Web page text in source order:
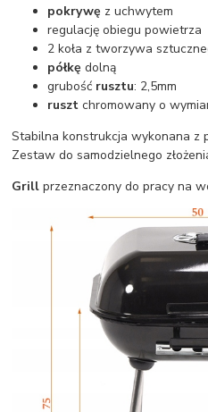
pokrywę z uchwytem
regulację obiegu powietrza
2 koła z tworzywa
półkę dolną
grubość rusztu: 2,5mm
ruszt chromowany o
Stabilna konstrukcja wykonana z
Zestaw do samodzielnego
Grill przeznaczony do pracy na